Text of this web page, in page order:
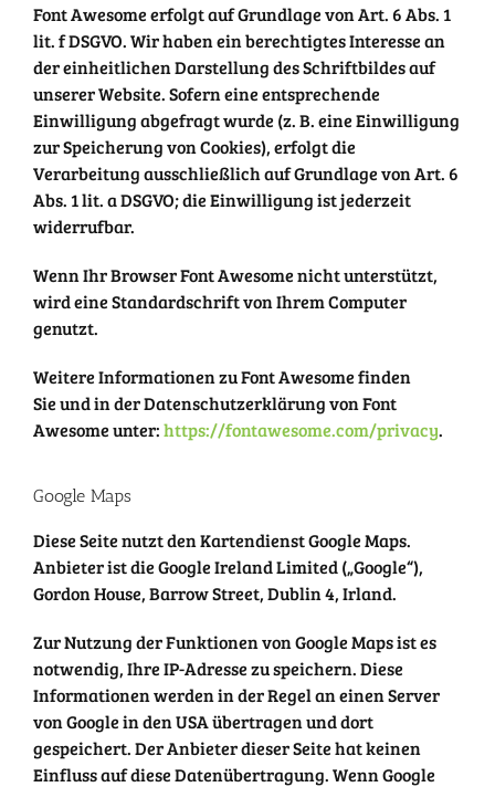
Font Awesome erfolgt auf Grundlage von Art. 6 Abs. 1
lit. f DSGVO. Wir haben ein berechtigtes Interesse an
der einheitlichen Darstellung des Schriftbildes auf
unserer Website. Sofern eine entsprechende
Einwilligung abgefragt wurde (z. B. eine Einwilligung
zur Speicherung von Cookies), erfolgt die
Verarbeitung ausschließlich auf Grundlage von Art. 6
Abs. 1 lit. a DSGVO; die Einwilligung ist jederzeit
widerrufbar.
Wenn Ihr Browser Font Awesome nicht unterstützt,
wird eine Standardschrift von Ihrem Computer
genutzt.
Weitere Informationen zu Font Awesome finden
Sie und in der Datenschutzerklärung von Font
Awesome unter:https://fontawesome.com/privacy.
Google Maps
Diese Seite nutzt den Kartendienst Google Maps.
Anbieter ist die Google Ireland Limited („Google“),
Gordon House, Barrow Street, Dublin 4, Irland.
Zur Nutzung der Funktionen von Google Maps ist es
notwendig, Ihre IP-Adresse zu speichern. Diese
Informationen werden in der Regel an einen Server
von Google in den USA übertragen und dort
gespeichert. Der Anbieter dieser Seite hat keinen
Einfluss auf diese Datenübertragung. Wenn Google